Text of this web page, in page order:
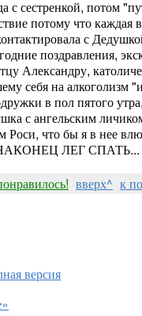
с сестренкой, потом
потому что каждая
с
поздравления,
Александру,
себя на алкоголизм
в пол пятого
с ангельским
Роси, что бы я в нее
ЛЕГ СПАТЬ...
вверх^ к
версия